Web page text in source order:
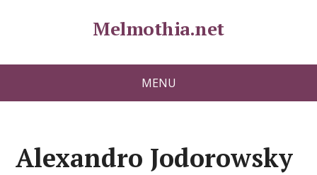
Melmothia.net
MENU
Alexandro Jodorowsky